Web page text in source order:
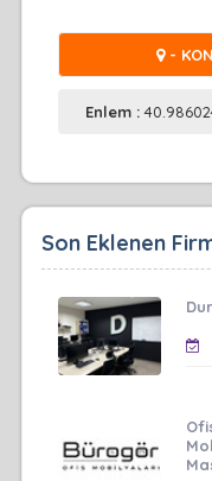
-
Enlem :
Son Eklenen